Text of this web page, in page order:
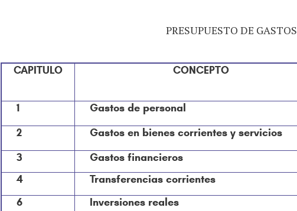
PRESUPUESTO DE GASTOS
CAPITULO CONCEPTO
1
Gastos de personal
2
Gastos en bienes corrientes y servicios
3
Gastos financieros
4
Transferencias corrientes
6
Inversiones reales